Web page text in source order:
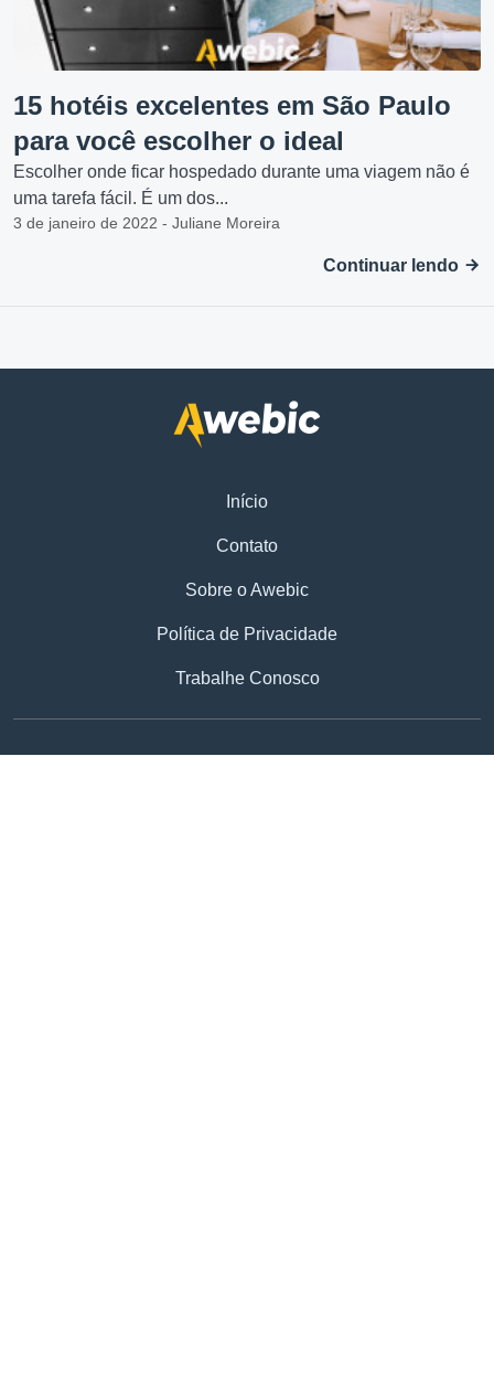
15 hotéis excelentes em São Paulo
para você escolher o ideal
Escolher onde ficar hospedado durante uma viagem não é
uma tarefa fácil. É um dos...
3 de janeiro de 2022 - Juliane Moreira
Continuar lendo
Início
Contato
Sobre o Awebic
Política de Privacidade
Trabalhe Conosco